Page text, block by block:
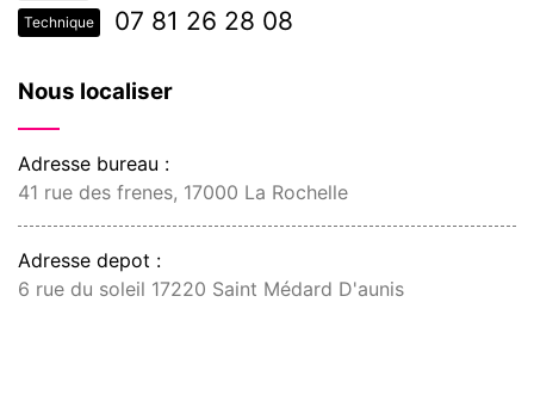
Technique 07 81 26 28 08
Nous localiser
Adresse bureau :
41 rue des frenes, 17000 La Rochelle
Adresse depot :
6 rue du soleil 17220 Saint Médard D'aunis